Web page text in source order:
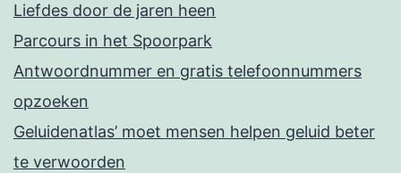
Liefdes door de jaren heen
Parcours in het Spoorpark
Antwoordnummer en gratis telefoonnummers
opzoeken
Geluidenatlas’ moet mensen helpen geluid beter
te verwoorden